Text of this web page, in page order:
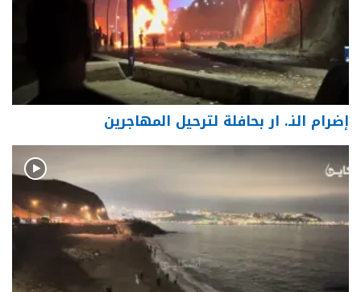
إضرام النـ. ار بحافلة لترحيل المهاجرين